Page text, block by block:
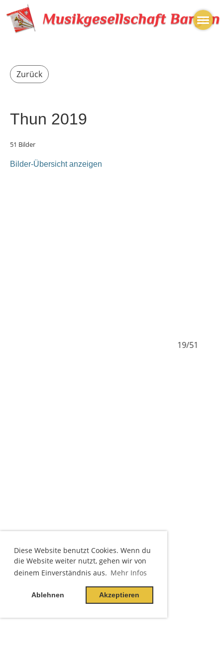
Diese Website benutzt Cookies. Wenn du
die Website weiter nutzt, gehen wir von
deinem Einverständnis aus. Mehr Infos
Ablehnen Akzeptieren
Zurück
Thun 2019
51 Bilder
Bilder-Übersicht anzeigen